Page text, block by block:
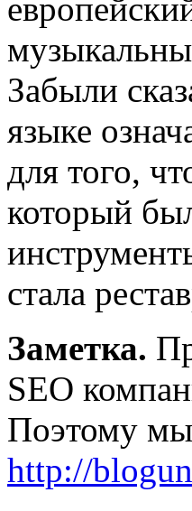
Забыли
языке
для того,
который
стала
Заметка.
SEO
Поэтому
http://